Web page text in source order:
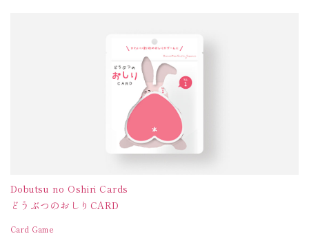
Dobutsu no Oshiri Cards
どうぶつのおしりCARD
Card Game